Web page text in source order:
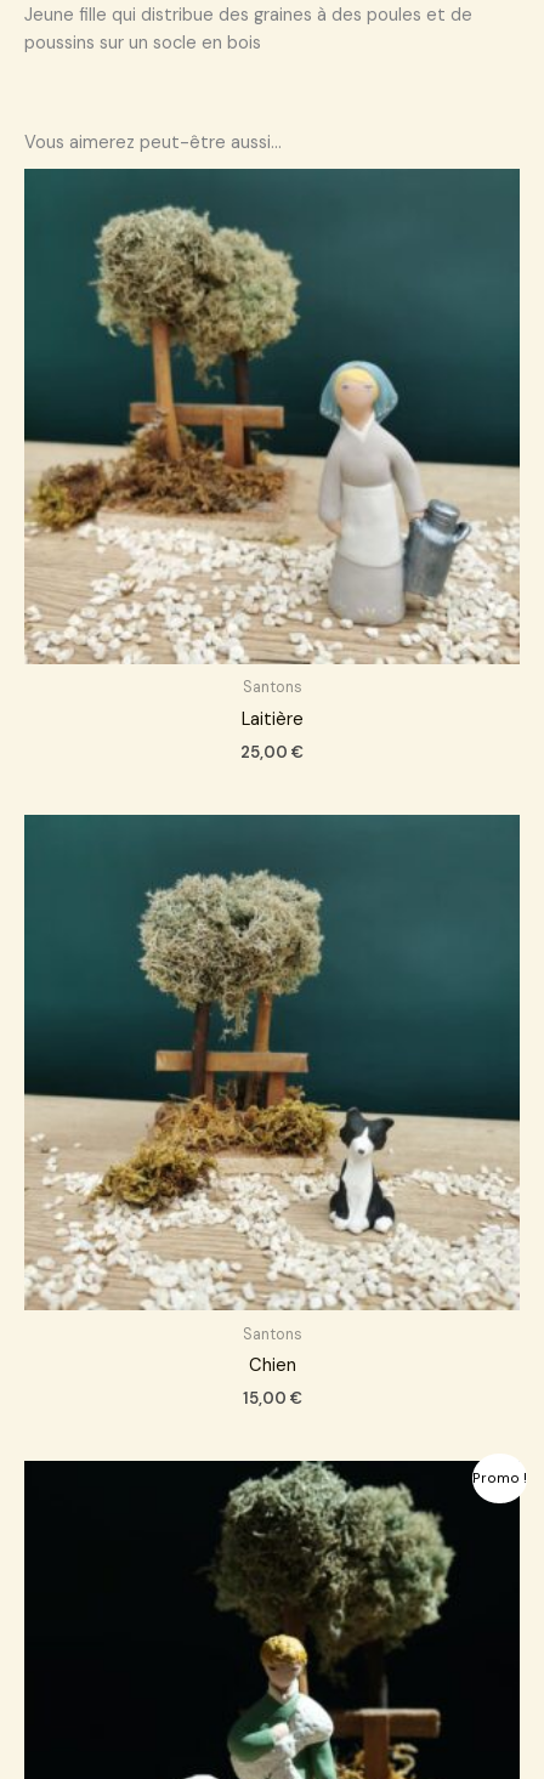
Jeune fille qui distribue des graines à des poules et de
poussins sur un socle en bois
Vous aimerez peut-être aussi…
Santons
Laitière
25,00 €
Santons
Chien
15,00 €
Promo !
Le
prix
initial
était :
28,00 €.
Le
prix
actuel
est :
27,00 €.